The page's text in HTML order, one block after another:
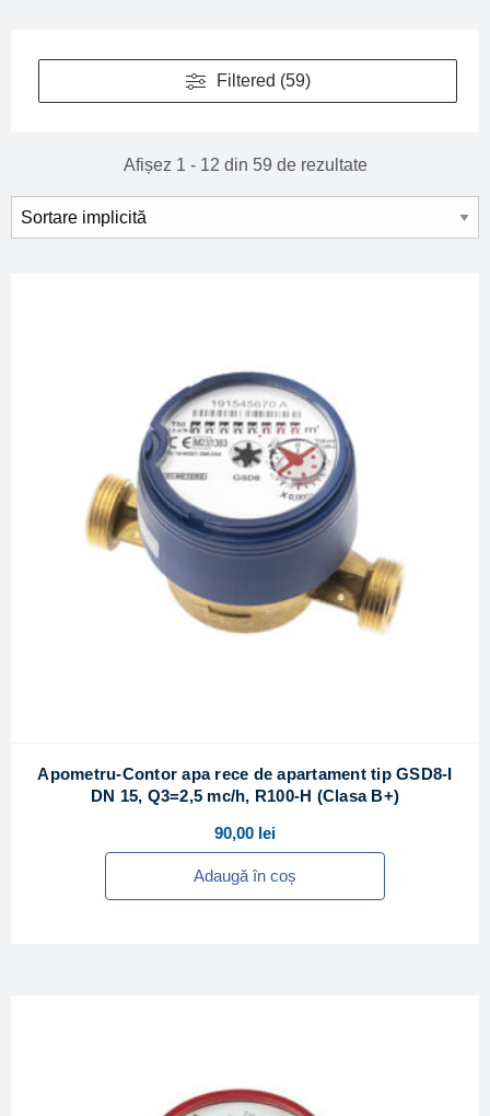
Filtered (59)
Afișez 1 - 12 din 59 de rezultate
Apometru-Contor apa rece de apartament tip GSD8-I
DN 15, Q3=2,5 mc/h, R100-H (Clasa B+)
90,00 lei
Adaugă în coș